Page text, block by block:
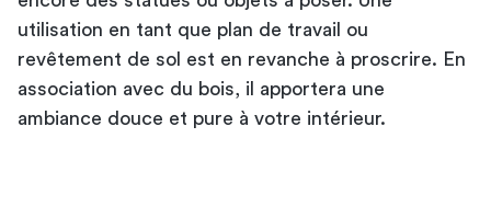
utilisation en tant que plan de travail ou
revêtement de sol est en revanche à proscrire. En
association avec du bois, il apportera une
ambiance douce et pure à votre intérieur.